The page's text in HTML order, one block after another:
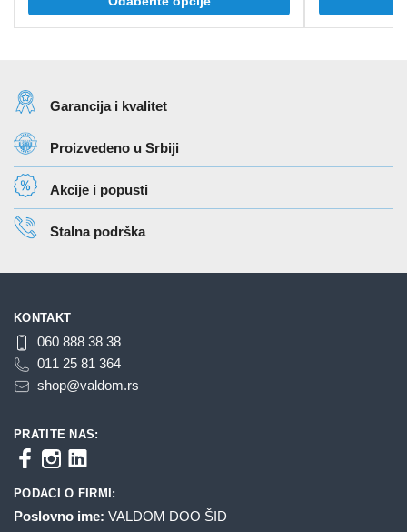
od
351 rsd
varijanti.
Opcije
mogu
biti
izabrane
na
stranici
proizvoda.
Garancija i kvalitet
Proizvedeno u Srbiji
Akcije i popusti
Stalna podrška
KONTAKT
060 888 38 38
011 25 81 364
shop@valdom.rs
PRATITE NAS:
PODACI O FIRMI:
Poslovno ime: VALDOM DOO ŠID